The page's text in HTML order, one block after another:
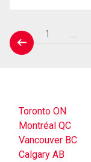
prev
1
Toronto ON
Montréal QC
Vancouver BC
Calgary AB